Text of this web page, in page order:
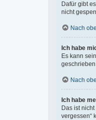
Dafür gibt
nicht
Nach
Ich habe
Es kann
Nach
Ich habe
Das ist
vergessen“